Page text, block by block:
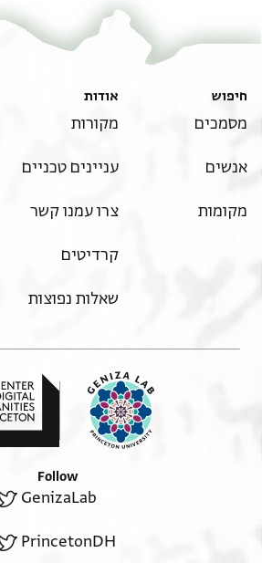
חיפוש
מסמכים
אנשים
מקומות
אודות
מקורות
עניינים טכניים
צרו עמנו קשר
קרדיטים
שאלות נפוצות
Follow
GenizaLab
PrincetonDH